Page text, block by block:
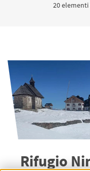
20 elementi
Rifugio